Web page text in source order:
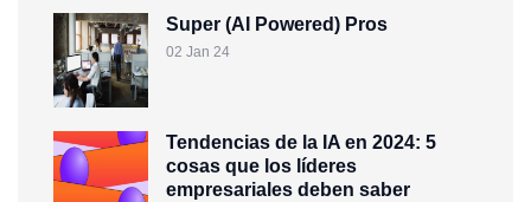
Super (AI Powered) Pros
02 Jan 24
Tendencias de la IA en 2024: 5
cosas que los líderes
empresariales deben saber